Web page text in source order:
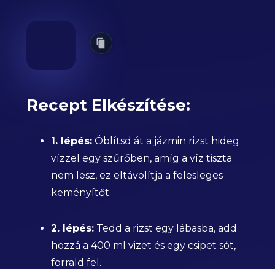
Recept Elkészítése:
1. lépés:Öblítsd át a jázmin rizst hideg
vízzel egy szűrőben, amíg a víz tiszta
nem lesz, ez eltávolítja a felesleges
keményítőt.
2. lépés:Tedd a rizst egy lábasba, add
hozzá a 400 ml vizet és egy csipet sót,
forrald fel.